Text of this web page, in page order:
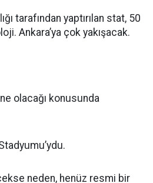
tarafından yaptırılan stat, 50
Ankara’ya çok yakışacak.
ne olacağı konusunda
neden, henüz resmi bir